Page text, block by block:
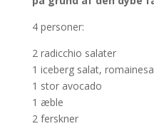
4 personer:
2 radicchio salater
1 iceberg salat,
1 stor avocado
1 æble
2 ferskner